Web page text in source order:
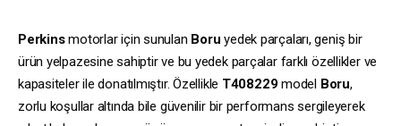
Perkinsmotorlar için sunulan Boru yedek parçaları, geniş bir
ürün yelpazesine sahiptir ve bu yedek parçalar farklı özellikler ve
kapasiteler ile donatılmıştır. Özellikle T408229 model Boru,
zorlu koşullar altında bile güvenilir bir performans sergileyerek